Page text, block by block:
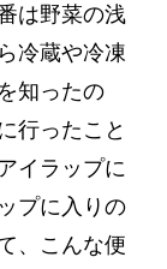
は野菜の浅
冷蔵や冷凍
知ったの
行ったこと
イラップに
プに入りの
、こんな便